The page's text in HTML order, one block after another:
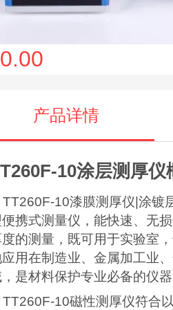
产品详情
10涂层测厚仪
TT260F-10漆膜测厚仪|涂镀
携式测量仪，能快速、无
的测量，既可用于实验室
用在制造业、金属加工业
是材料保护专业必备的仪器
TT260F-10磁性测厚仪符合